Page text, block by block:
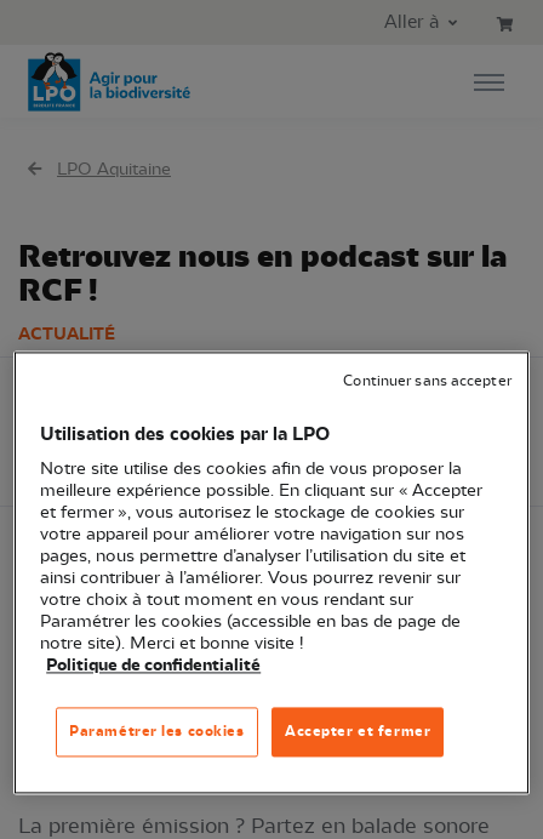
Aller au menu principal
Aller à
LPO Aquitaine
Retrouvez nous en podcast sur la
RCF !
ACTUALITÉ
Associatif
Education à l'environnement
Pendant toute la saison 2025/2026, retrouvez
nous au micro de la RCF : bons conseils,
témoignages, portraits de bénévoles, et bien plus
La première émission ? Partez en balade sonore
Utilisation des cookies par la LPO
Notre site utilise des cookies afin de vous proposer la
meilleure expérience possible. En cliquant sur « Accepter
et fermer », vous autorisez le stockage de cookies sur
votre appareil pour améliorer votre navigation sur nos
pages, nous permettre d’analyser l’utilisation du site et
ainsi contribuer à l’améliorer. Vous pourrez revenir sur
votre choix à tout moment en vous rendant sur
Paramétrer les cookies (accessible en bas de page de
notre site). Merci et bonne visite !
Politique de confidentialité
Accepter et fermer
Paramétrer les cookies
Continuer sans accepter